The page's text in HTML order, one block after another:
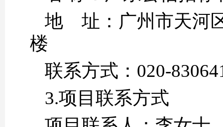
地 址：广州市天河
联系方式
3.项目联系方式